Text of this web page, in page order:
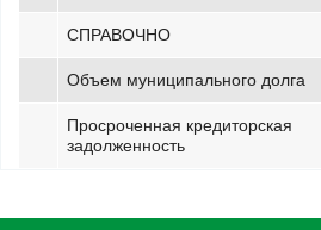
СПРАВОЧНО
Объем муниципального долга
Просроченная кредиторская
задолженность